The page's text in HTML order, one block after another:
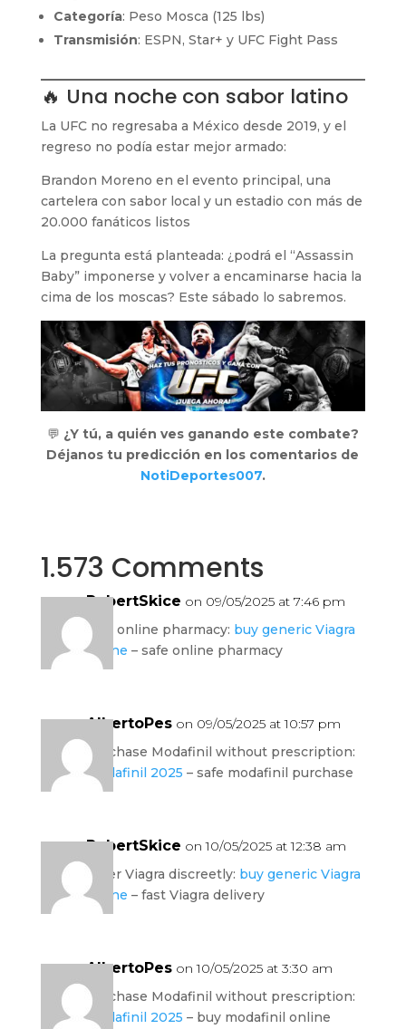
Categoría: Peso Mosca (125 lbs)
Transmisión: ESPN, Star+ y UFC Fight Pass
🔥 Una noche con sabor latino
La UFC no regresaba a México desde 2019, y el
regreso no podía estar mejor armado:
Brandon Moreno en el evento principal, una
cartelera con sabor local y un estadio con más de
20.000 fanáticos listos
La pregunta está planteada: ¿podrá el “Assassin
Baby” imponerse y volver a encaminarse hacia la
cima de los moscas? Este sábado lo sabremos.
💬 ¿Y tú, a quién ves ganando este combate?
Déjanos tu predicción en los comentarios de
NotiDeportes007.
1.573 Comments
RobertSkice on 09/05/2025 at 7:46 pm
safe online pharmacy: buy generic Viagra
online – safe online pharmacy
AlbertoPes on 09/05/2025 at 10:57 pm
purchase Modafinil without prescription:
modafinil 2025 – safe modafinil purchase
RobertSkice on 10/05/2025 at 12:38 am
order Viagra discreetly: buy generic Viagra
online – fast Viagra delivery
AlbertoPes on 10/05/2025 at 3:30 am
purchase Modafinil without prescription:
modafinil 2025 – buy modafinil online